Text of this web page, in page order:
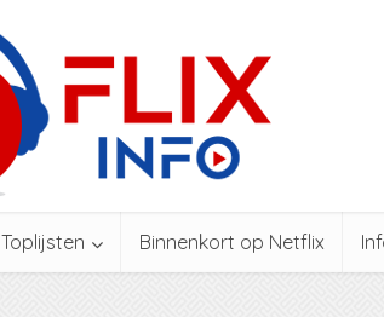
Toplijsten Binnenkort op Netflix